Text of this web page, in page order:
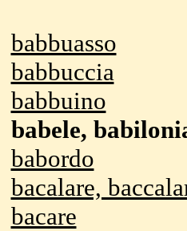
babbuasso
babbuccia
babbuino
babele,
babordo
bacalare,
bacare